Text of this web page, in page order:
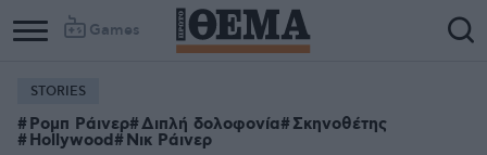
Games
STORIES
Ρομπ Ράινερ Διπλή δολοφονία Σκηνοθέτης
Hollywood Νικ Ράινερ